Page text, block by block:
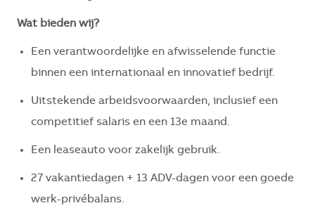
Wat bieden wij?
Een verantwoordelijke en afwisselende functie
binnen een internationaal en innovatief bedrijf.
Uitstekende arbeidsvoorwaarden, inclusief een
competitief salaris en een 13e maand.
Een leaseauto voor zakelijk gebruik.
27 vakantiedagen + 13 ADV-dagen voor een goede
werk-privébalans.